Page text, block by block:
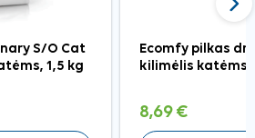
S/O Cat
1,5 kg
Ecomfy pilkas
kilimėlis katėms
8,69 €